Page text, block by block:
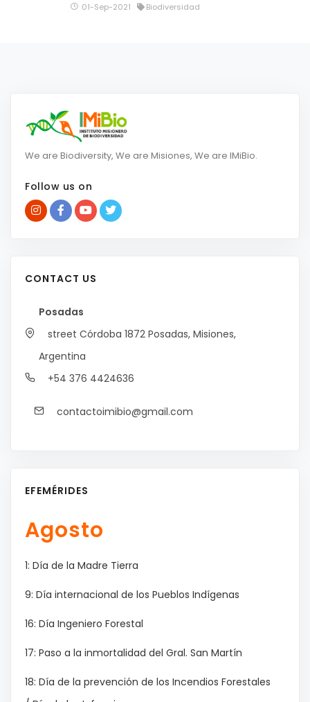
01-Sep-2021 Biodiversidad
We are Biodiversity, We are Misiones, We are IMiBio.
Follow us on
CONTACT US
Posadas
street Córdoba 1872 Posadas, Misiones,
Argentina
+54 376 4424636
contactoimibio@gmail.com
EFEMÉRIDES
Agosto
1: Día de la Madre Tierra
9: Día internacional de los Pueblos Indígenas
16: Día Ingeniero Forestal
17: Paso a la inmortalidad del Gral. San Martín
18: Día de la prevención de los Incendios Forestales